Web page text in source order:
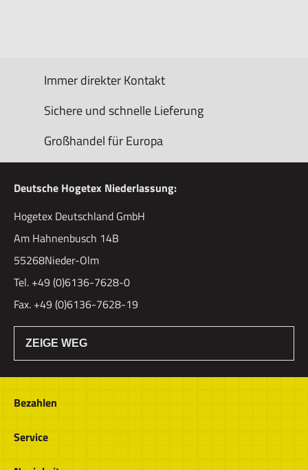
Immer direkter Kontakt
Sichere und schnelle Lieferung
Großhandel für Europa
Deutsche Hogetex Niederlassung:
Hogetex Deutschland GmbH
Am Hahnenbusch 14B
55268Nieder-Olm
Tel. +49 (0)6136-7628-0
Fax. +49 (0)6136-7628-19
ZEIGE WEG
Bezahlen
Bestellung & Zahlung
Service
Über Hogetex